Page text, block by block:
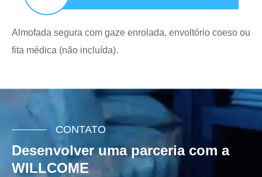
Almofada segura com gaze enrolada, envoltório coeso ou
fita médica (não incluída).
CONTATO
Desenvolver uma parceria com a
WILLCOME